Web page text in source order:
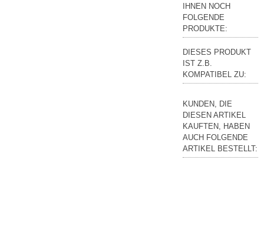
IHNEN NOCH
FOLGENDE
PRODUKTE:
DIESES PRODUKT
IST Z.B.
KOMPATIBEL ZU:
KUNDEN, DIE
DIESEN ARTIKEL
KAUFTEN, HABEN
AUCH FOLGENDE
ARTIKEL BESTELLT: